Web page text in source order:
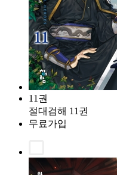
11권
절대검해 11권
무료가입